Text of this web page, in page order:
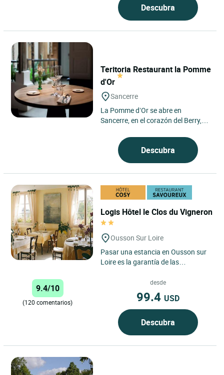
Descubra
Teritoria Restaurant la Pomme
d'Or
Sancerre
La Pomme d’Or se abre en
Sancerre, en el corazón del Berry,
suspendida entre viñedos y
colinas,...
Descubra
Logis Hôtel le Clos du Vigneron
Ousson Sur Loire
Pasar una estancia en Ousson sur
Loire es la garantía de las
refinadas, un excelente ejemplo...
9.4/10
(120 comentarios)
desde
99.4 USD
Descubra